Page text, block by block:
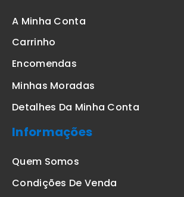
A Minha Conta
Carrinho
Encomendas
Minhas Moradas
Detalhes Da Minha Conta
Informações
Quem Somos
Condições De Venda